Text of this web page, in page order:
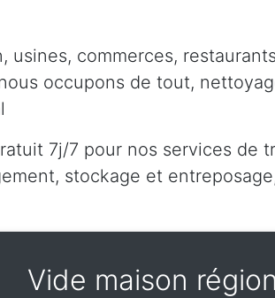
usines, commerces,
occupons de tout,
7j/7 pour nos services de
stockage et
Vide maison